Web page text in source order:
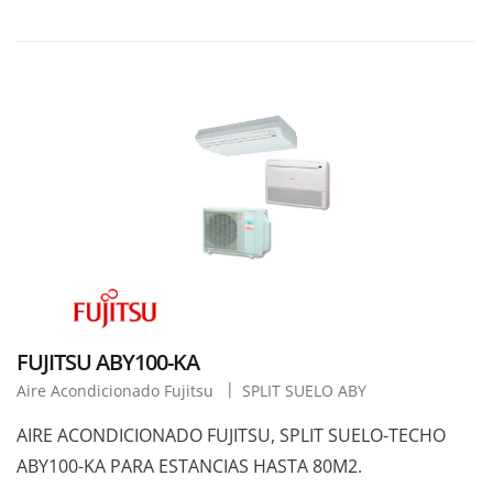
FUJITSU ABY100-KA
Aire Acondicionado Fujitsu SPLIT SUELO ABY
AIRE ACONDICIONADO FUJITSU, SPLIT SUELO-TECHO
ABY100-KA PARA ESTANCIAS HASTA 80M2.